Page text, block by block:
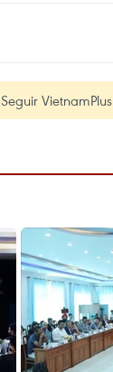
Seguir VietnamPlus